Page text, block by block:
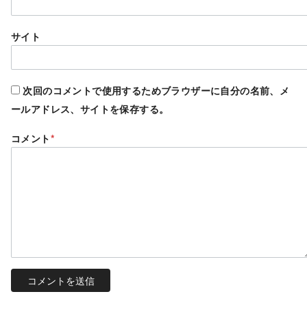
サイト
次回のコメントで使用するためブラウザーに自分の名前、メ
ールアドレス、サイトを保存する。
コメント*